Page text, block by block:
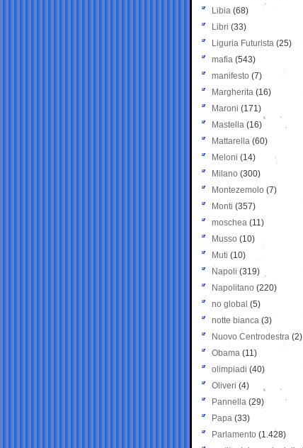
Libia (68)
Libri (33)
Liguria Futurista (25)
mafia (543)
manifesto (7)
Margherita (16)
Maroni (171)
Mastella (16)
Mattarella (60)
Meloni (14)
Milano (300)
Montezemolo (7)
Monti (357)
moschea (11)
Musso (10)
Muti (10)
Napoli (319)
Napolitano (220)
no global (5)
notte bianca (3)
Nuovo Centrodestra (2)
Obama (11)
olimpiadi (40)
Oliveri (4)
Pannella (29)
Papa (33)
Parlamento (1.428)